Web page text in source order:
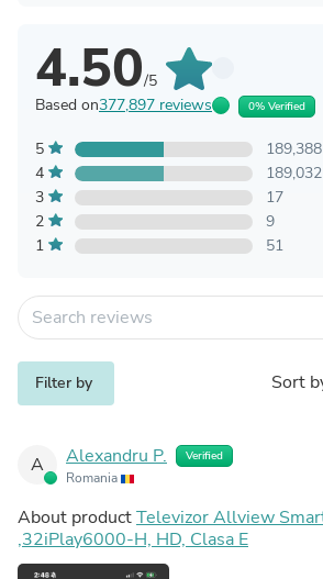
4.50/5
Based on377,897 reviews 0% Verified
5
189,388
4
189,032
3
17
2
9
1
51
Filter by Sort
A Alexandru P. Verified
Romania
About productTelevizor Allview
,32iPlay6000-H, HD, Clasa E